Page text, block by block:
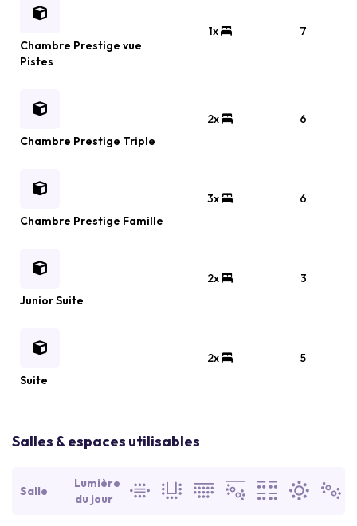
Chambre Prestige vue
Pistes
1x 7
Chambre Prestige Triple
2x 6
Chambre Prestige Famille
3x 6
Junior Suite
2x 3
Suite
2x 5
Salles & espaces utilisables
Salle
Lumière
du jour